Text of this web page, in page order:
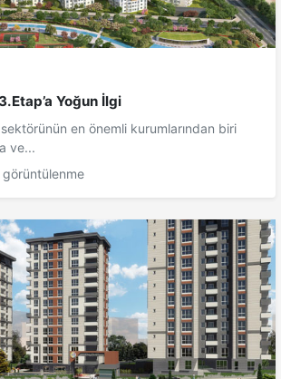
Yoğun İlgi
en önemli kurumlarından biri
ve...